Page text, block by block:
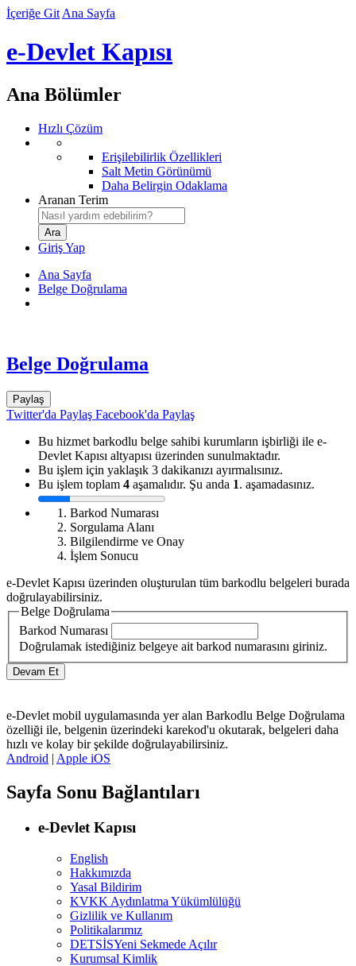
İçeriğe Git Ana Sayfa
e-Devlet Kapısı
Ana Bölümler
Hızlı Çözüm
Erişilebilirlik Özellikleri
Salt Metin Görünümü
Daha Belirgin Odaklama
Aranan Terim
Giriş Yap
Ana Sayfa
Belge Doğrulama
Belge Doğrulama
Paylaş
Twitter'da Paylaş Facebook'da Paylaş
Bu hizmet barkodlu belge sahibi kurumların işbirliği ile e-
Devlet Kapısı altyapısı üzerinden sunulmaktadır.
Bu işlem için yaklaşık 3 dakikanızı ayırmalısınız.
Bu işlem toplam 4 aşamalıdır. Şu anda 1. aşamadasınız.
Barkod Numarası
Sorgulama Alanı
Bilgilendirme ve Onay
İşlem Sonucu
e-Devlet Kapısı üzerinden oluşturulan tüm barkodlu belgeleri burada
doğrulayabilirsiniz.
Belge Doğrulama
Barkod Numarası
Doğrulamak istediğiniz belgeye ait barkod numarasını giriniz.
e-Devlet mobil uygulamasında yer alan Barkodlu Belge Doğrulama
özelliği ile, belgenin üzerindeki karekod'u okutarak, belgeleri daha
hızlı ve kolay bir şekilde doğrulayabilirsiniz.
Android | Apple iOS
Sayfa Sonu Bağlantıları
e-Devlet Kapısı
English
Hakkımızda
Yasal Bildirim
KVKK Aydınlatma Yükümlülüğü
Gizlilik ve Kullanım
Politikalarımız
DETSİSYeni Sekmede Açılır
Kurumsal Kimlik